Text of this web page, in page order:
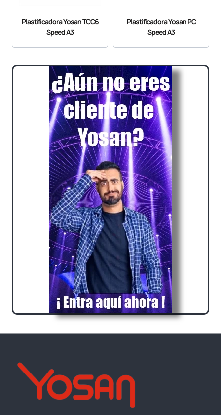
Plastificadora Yosan TCC6
Speed A3
Plastificadora Yosan PC
Speed A3